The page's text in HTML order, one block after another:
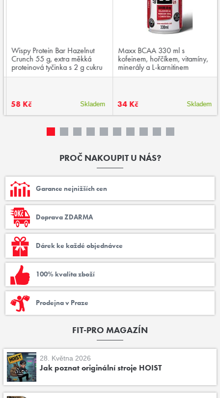
Wispy Protein Bar Hazelnut
Crunch 55 g, extra měkká
proteinová tyčinka s 2 g cukru
58 Kč Skladem
Maxx BCAA 330 ml s
kofeinem, hořčíkem, vitamíny,
minerály a L-karnitinem
34 Kč Skladem
PROČ NAKOUPIT U NÁS?
Garance nejnižších cen
Doprava ZDARMA
Dárek ke každé objednávce
100% kvalita zboží
Prodejna v Praze
FIT-PRO MAGAZÍN
28. Května 2026
Jak poznat originální stroje HOIST